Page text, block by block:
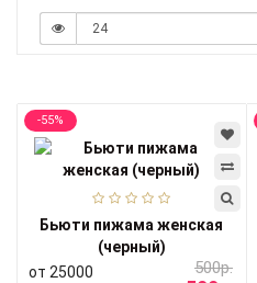
-55%
Бьюти пижама женская
(черный)
от 25000
500р.